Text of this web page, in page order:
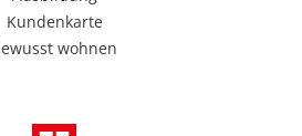
Kundenkarte
wohnen